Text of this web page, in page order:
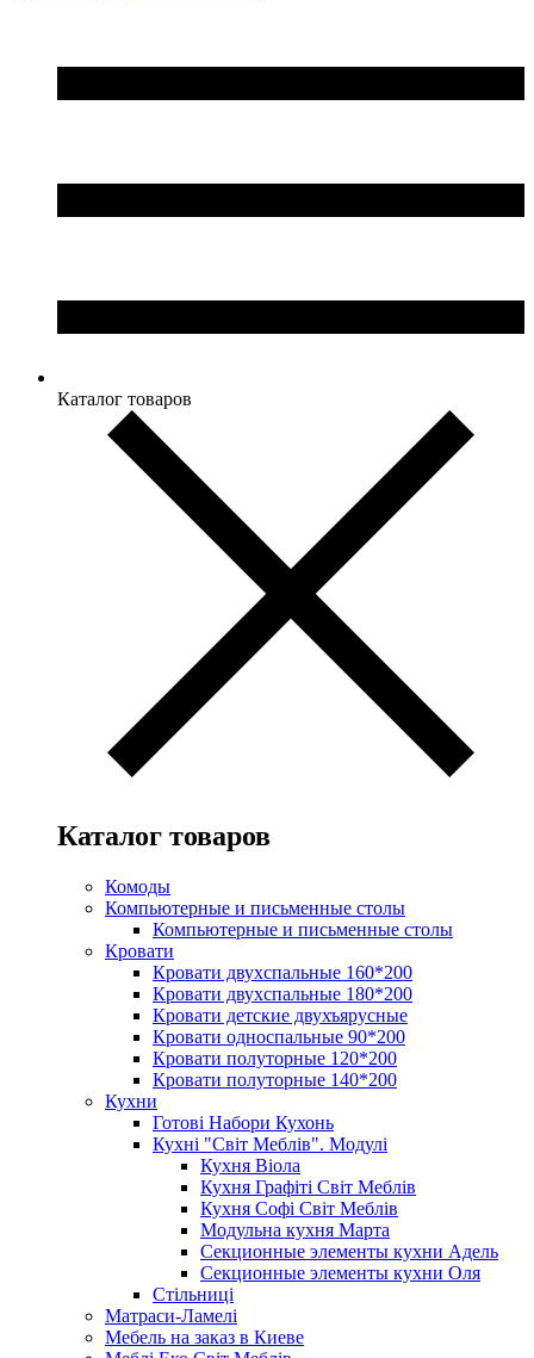
Каталог товаров
Каталог товаров
Комоды
Компьютерные и письменные столы
Компьютерные и письменные столы
Кровати
Кровати двухспальные 160*200
Кровати двухспальные 180*200
Кровати детские двухъярусные
Кровати односпальные 90*200
Кровати полуторные 120*200
Кровати полуторные 140*200
Кухни
Готові Набори Кухонь
Кухні "Світ Меблів". Модулі
Кухня Віола
Кухня Графіті Світ Меблів
Кухня Софі Світ Меблів
Модульна кухня Марта
Секционные элементы кухни Адель
Секционные элементы кухни Оля
Стільниці
Матраси-Ламелі
Мебель на заказ в Киеве